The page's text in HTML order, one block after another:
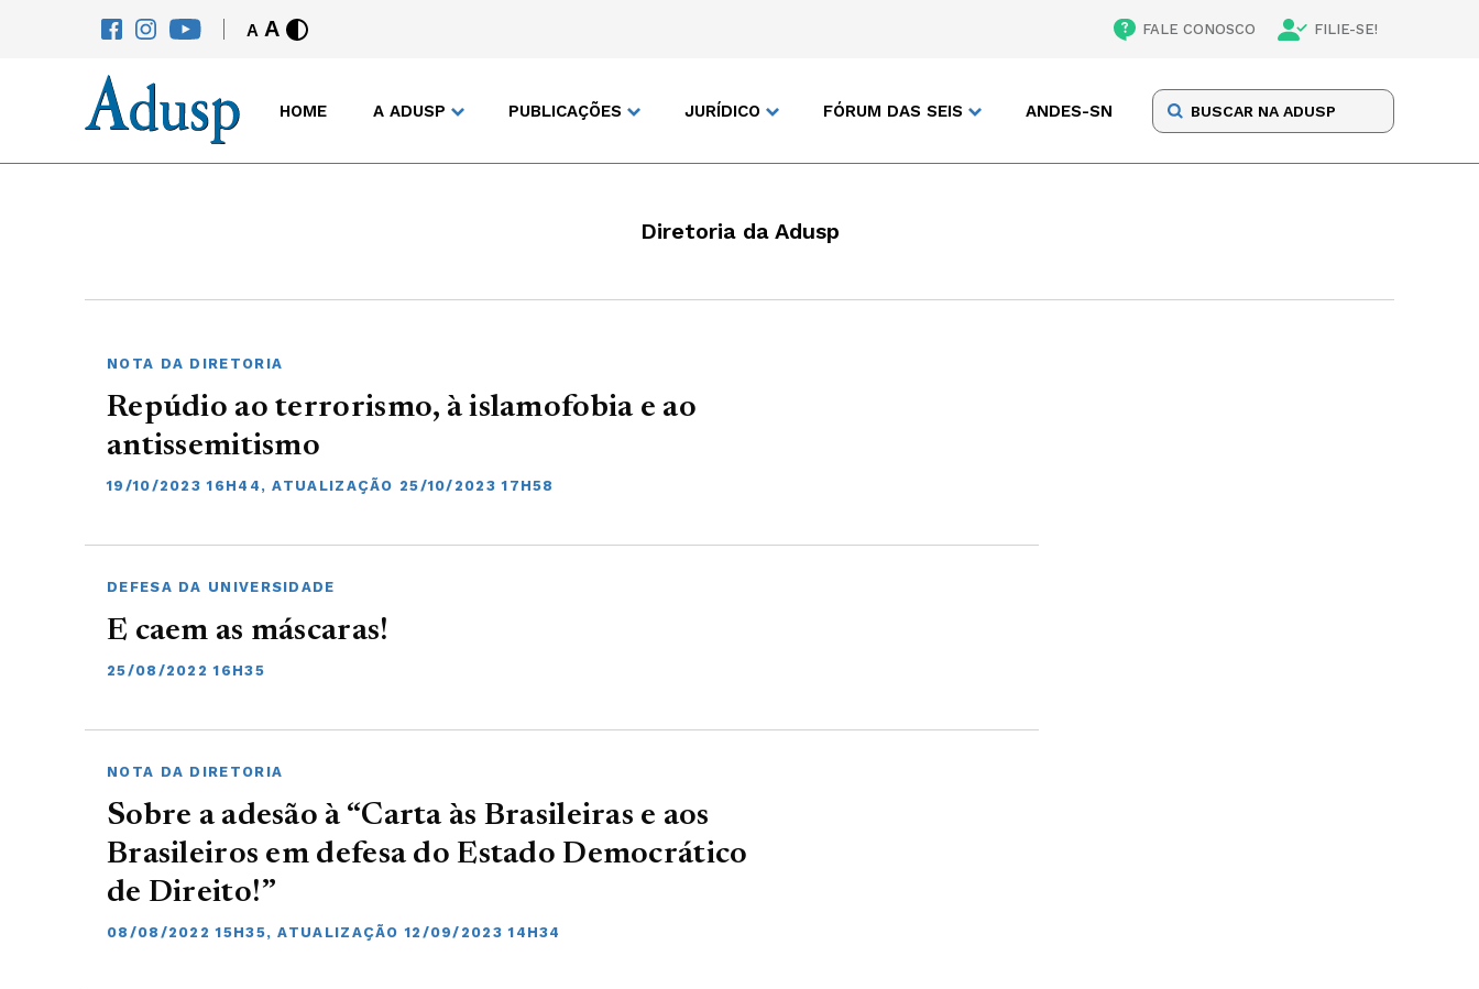
A A FALE CONOSCO FILIE-SE!
HOME A ADUSP PUBLICAÇÕES JURÍDICO FÓRUM DAS SEIS ANDES-SN
Diretoria da Adusp
NOTA DA DIRETORIA
Repúdio ao terrorismo, à islamofobia e ao
antissemitismo
19/10/2023 16H44, ATUALIZAÇÃO 25/10/2023 17H58
DEFESA DA UNIVERSIDADE
E caem as máscaras!
25/08/2022 16H35
NOTA DA DIRETORIA
Sobre a adesão à “Carta às Brasileiras e aos
Brasileiros em defesa do Estado Democrático
de Direito!”
08/08/2022 15H35, ATUALIZAÇÃO 12/09/2023 14H34